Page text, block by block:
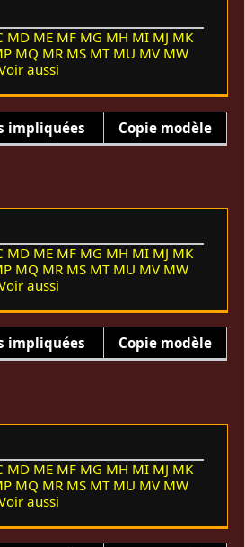
MD ME MF MG MH MI MJ MK
MQ MR MS MT MU MV MW
aussi
impliquées Copie modèle
MD ME MF MG MH MI MJ MK
MQ MR MS MT MU MV MW
aussi
impliquées Copie modèle
MD ME MF MG MH MI MJ MK
MQ MR MS MT MU MV MW
aussi